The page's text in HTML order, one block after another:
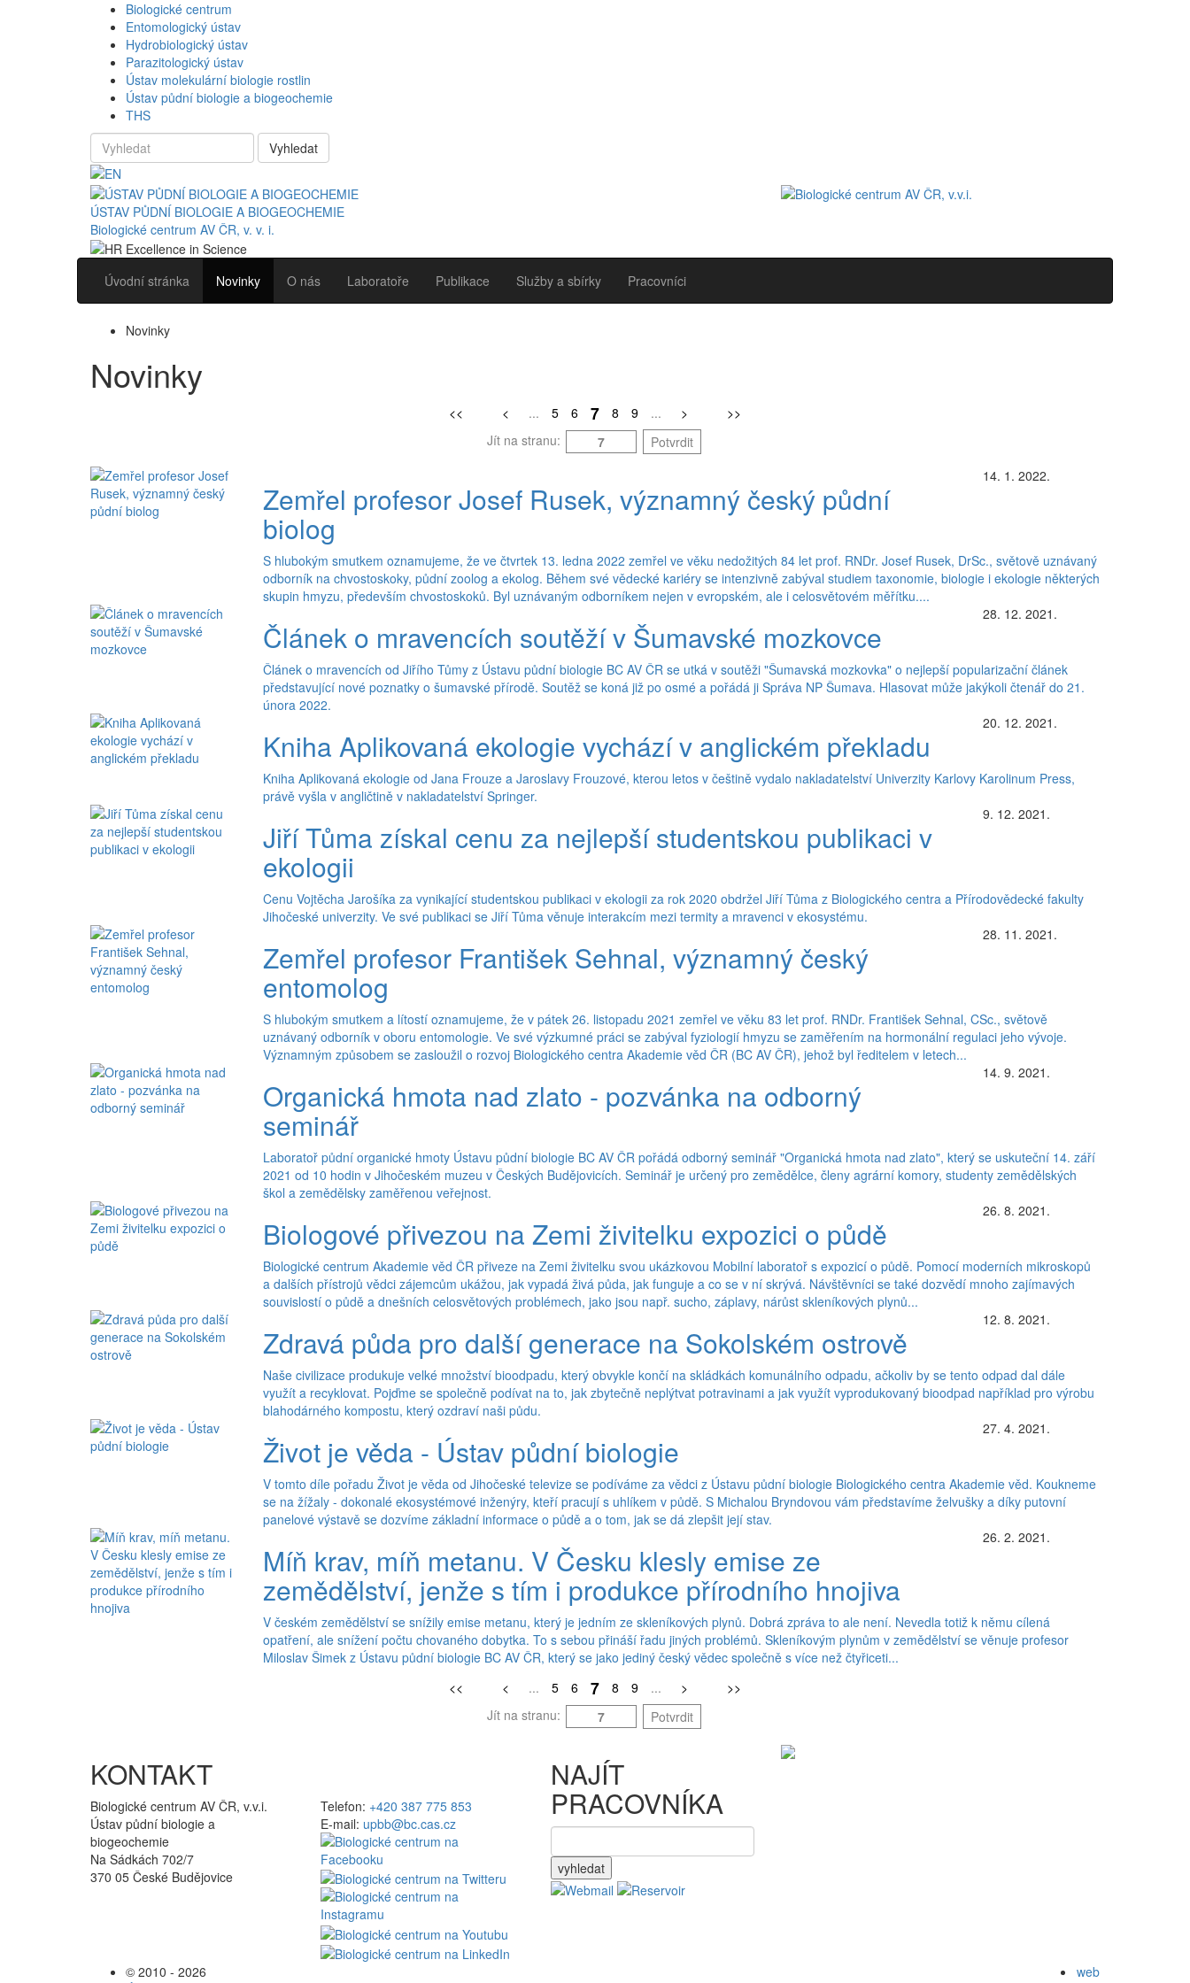
Biologické centrum
Entomologický ústav
Hydrobiologický ústav
Parazitologický ústav
Ústav molekulární biologie rostlin
Ústav půdní biologie a biogeochemie
THS
Vyhledat
ÚSTAV PŮDNÍ BIOLOGIE A BIOGEOCHEMIE
Biologické centrum AV ČR, v. v. i.
Úvodní stránka Novinky O nás Laboratoře Publikace Služby a sbírky Pracovníci
Novinky
Novinky
<< < ... 5 6 7 8 9 ... >
>>
Jít na stranu:
Potvrdit
Zemřel profesor Josef Rusek, významný český půdní
biolog
14. 1. 2022.
S hlubokým smutkem oznamujeme, že ve čtvrtek 13. ledna 2022 zemřel ve věku nedožitých 84 let prof. RNDr. Josef Rusek, DrSc., světově uznávaný
odborník na chvostoskoky, půdní zoolog a ekolog. Během své vědecké kariéry se intenzivně zabýval studiem taxonomie, biologie i ekologie některých
skupin hmyzu, především chvostoskoků. Byl uznávaným odborníkem nejen v evropském, ale i celosvětovém měřítku....
Článek o mravencích soutěží v Šumavské mozkovce
28. 12. 2021.
Článek o mravencích od Jiřího Tůmy z Ústavu půdní biologie BC AV ČR se utká v soutěži "Šumavská mozkovka" o nejlepší popularizační článek
představující nové poznatky o šumavské přírodě. Soutěž se koná již po osmé a pořádá ji Správa NP Šumava. Hlasovat může jakýkoli čtenář do 21.
února 2022.
Kniha Aplikovaná ekologie vychází v anglickém překladu
20. 12. 2021.
Kniha Aplikovaná ekologie od Jana Frouze a Jaroslavy Frouzové, kterou letos v češtině vydalo nakladatelství Univerzity Karlovy Karolinum Press,
právě vyšla v angličtině v nakladatelství Springer.
Jiří Tůma získal cenu za nejlepší studentskou publikaci v
ekologii
9. 12. 2021.
Cenu Vojtěcha Jarošíka za vynikající studentskou publikaci v ekologii za rok 2020 obdržel Jiří Tůma z Biologického centra a Přírodovědecké fakulty
Jihočeské univerzity. Ve své publikaci se Jiří Tůma věnuje interakcím mezi termity a mravenci v ekosystému.
Zemřel profesor František Sehnal, významný český
entomolog
28. 11. 2021.
S hlubokým smutkem a lítostí oznamujeme, že v pátek 26. listopadu 2021 zemřel ve věku 83 let prof. RNDr. František Sehnal, CSc., světově
uznávaný odborník v oboru entomologie. Ve své výzkumné práci se zabýval fyziologií hmyzu se zaměřením na hormonální regulaci jeho vývoje.
Významným způsobem se zasloužil o rozvoj Biologického centra Akademie věd ČR (BC AV ČR), jehož byl ředitelem v letech...
Organická hmota nad zlato - pozvánka na odborný
seminář
14. 9. 2021.
Laboratoř půdní organické hmoty Ústavu půdní biologie BC AV ČR pořádá odborný seminář "Organická hmota nad zlato", který se uskuteční 14. září
2021 od 10 hodin v Jihočeském muzeu v Českých Budějovicích. Seminář je určený pro zemědělce, členy agrární komory, studenty zemědělských
škol a zemědělsky zaměřenou veřejnost.
Biologové přivezou na Zemi živitelku expozici o půdě
26. 8. 2021.
Biologické centrum Akademie věd ČR přiveze na Zemi živitelku svou ukázkovou Mobilní laboratoř s expozicí o půdě. Pomocí moderních mikroskopů
a dalších přístrojů vědci zájemcům ukážou, jak vypadá živá půda, jak funguje a co se v ní skrývá. Návštěvníci se také dozvědí mnoho zajímavých
souvislostí o půdě a dnešních celosvětových problémech, jako jsou např. sucho, záplavy, nárůst skleníkových plynů...
Zdravá půda pro další generace na Sokolském ostrově
12. 8. 2021.
Naše civilizace produkuje velké množství bioodpadu, který obvykle končí na skládkách komunálního odpadu, ačkoliv by se tento odpad dal dále
využít a recyklovat. Pojďme se společně podívat na to, jak zbytečně neplýtvat potravinami a jak využít vyprodukovaný bioodpad například pro výrobu
blahodárného kompostu, který ozdraví naši půdu.
Život je věda - Ústav půdní biologie
27. 4. 2021.
V tomto díle pořadu Život je věda od Jihočeské televize se podíváme za vědci z Ústavu půdní biologie Biologického centra Akademie věd. Koukneme
se na žížaly - dokonalé ekosystémové inženýry, kteří pracují s uhlíkem v půdě. S Michalou Bryndovou vám představíme želvušky a díky putovní
panelové výstavě se dozvíme základní informace o půdě a o tom, jak se dá zlepšit její stav.
Míň krav, míň metanu. V Česku klesly emise ze
zemědělství, jenže s tím i produkce přírodního hnojiva
26. 2. 2021.
V českém zemědělství se snížily emise metanu, který je jedním ze skleníkových plynů. Dobrá zpráva to ale není. Nevedla totiž k němu cílená
opatření, ale snížení počtu chovaného dobytka. To s sebou přináší řadu jiných problémů. Skleníkovým plynům v zemědělství se věnuje profesor
Miloslav Šimek z Ústavu půdní biologie BC AV ČR, který se jako jediný český vědec společně s více než čtyřiceti...
<<
< ... 5 6 7 8 9 ... >
>>
Jít na stranu:
Potvrdit
KONTAKT
Biologické centrum AV ČR, v.v.i.
Ústav půdní biologie a
biogeochemie
Na Sádkách 702/7
370 05 České Budějovice
Telefon: +420 387 775 853
E-mail: upbb@bc.cas.cz
NAJÍT
PRACOVNÍKA
vyhledat
© 2010 - 2026
web